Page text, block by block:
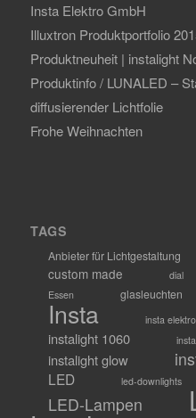
Insta Elektro GmbH
Illuxtron Produktportfolio
Produktneuheit | instalight
Produktinfo / LUNALED –
diffusierender Lichtfolie
Frohe Weihnachten
TAGS
Anbieter für Lichtgestaltung
custom made dial
Essen
glasleuchten
Insta insta elektro
instalight 1060
instalight glow
LED led-downlights
LED-Lampen